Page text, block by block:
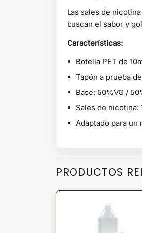
Las sales de nicotina
buscan el sabor y
Características:
Botella PET de
Tapón a prueba
Base: 50%VG /
Sales de nicotina:
Adaptado para un
PRODUCTOS